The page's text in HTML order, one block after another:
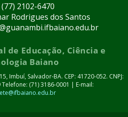
(77) 2102-6470
Rodrigues dos Santos
de Educação, Ciência e
Baiano
Imbuí, Salvador-BA. CEP: 41720-052. CNPJ:
(71) 3186-0001 | E-mail: